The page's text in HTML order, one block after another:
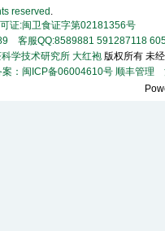
reserved .
证:闽卫食证字第02181356号
客服QQ:8589881 591287118
学技术研究所 大红袍 版权所有 未
：闽ICP备06004610号 顺丰管理